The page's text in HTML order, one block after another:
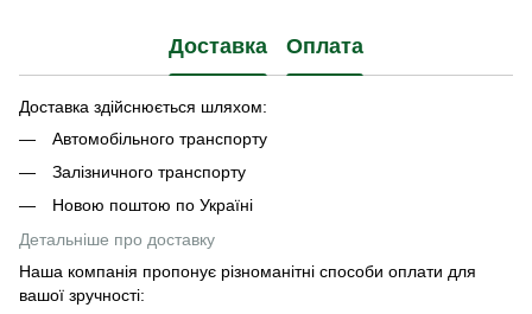
Доставка Оплата
Доставка здійснюється шляхом:
Автомобільного транспорту
Залізничного транспорту
Новою поштою по Україні
Детальніше про доставку
Наша компанія пропонує різноманітні способи оплати для
вашої зручності: